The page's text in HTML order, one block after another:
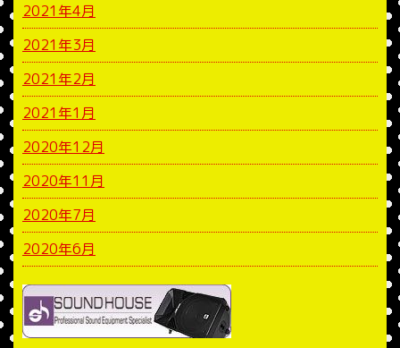
2021年4月
2021年3月
2021年2月
2021年1月
2020年12月
2020年11月
2020年7月
2020年6月